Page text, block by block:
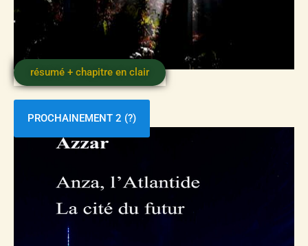
résumé + chapitre en clair
PROCHAINEMENT 2 (?)